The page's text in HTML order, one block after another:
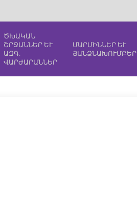
ԾԽԱԿԱՆ
ՇՐՋԱՆՆԵՐ ԵՒ
ԱԶԳ.
ՎԱՐԺԱՐԱՆՆԵՐ
ՄԱՐՄԻՆՆԵՐ ԵՒ
ՅԱՆՁՆԱԽՈՒՄԲԵՐ